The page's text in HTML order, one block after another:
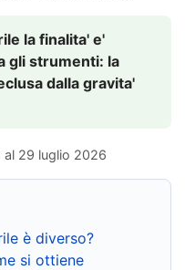
la finalita' e'
gli strumenti: la
dalla gravita'
al 29 luglio 2026
è diverso?
si ottiene